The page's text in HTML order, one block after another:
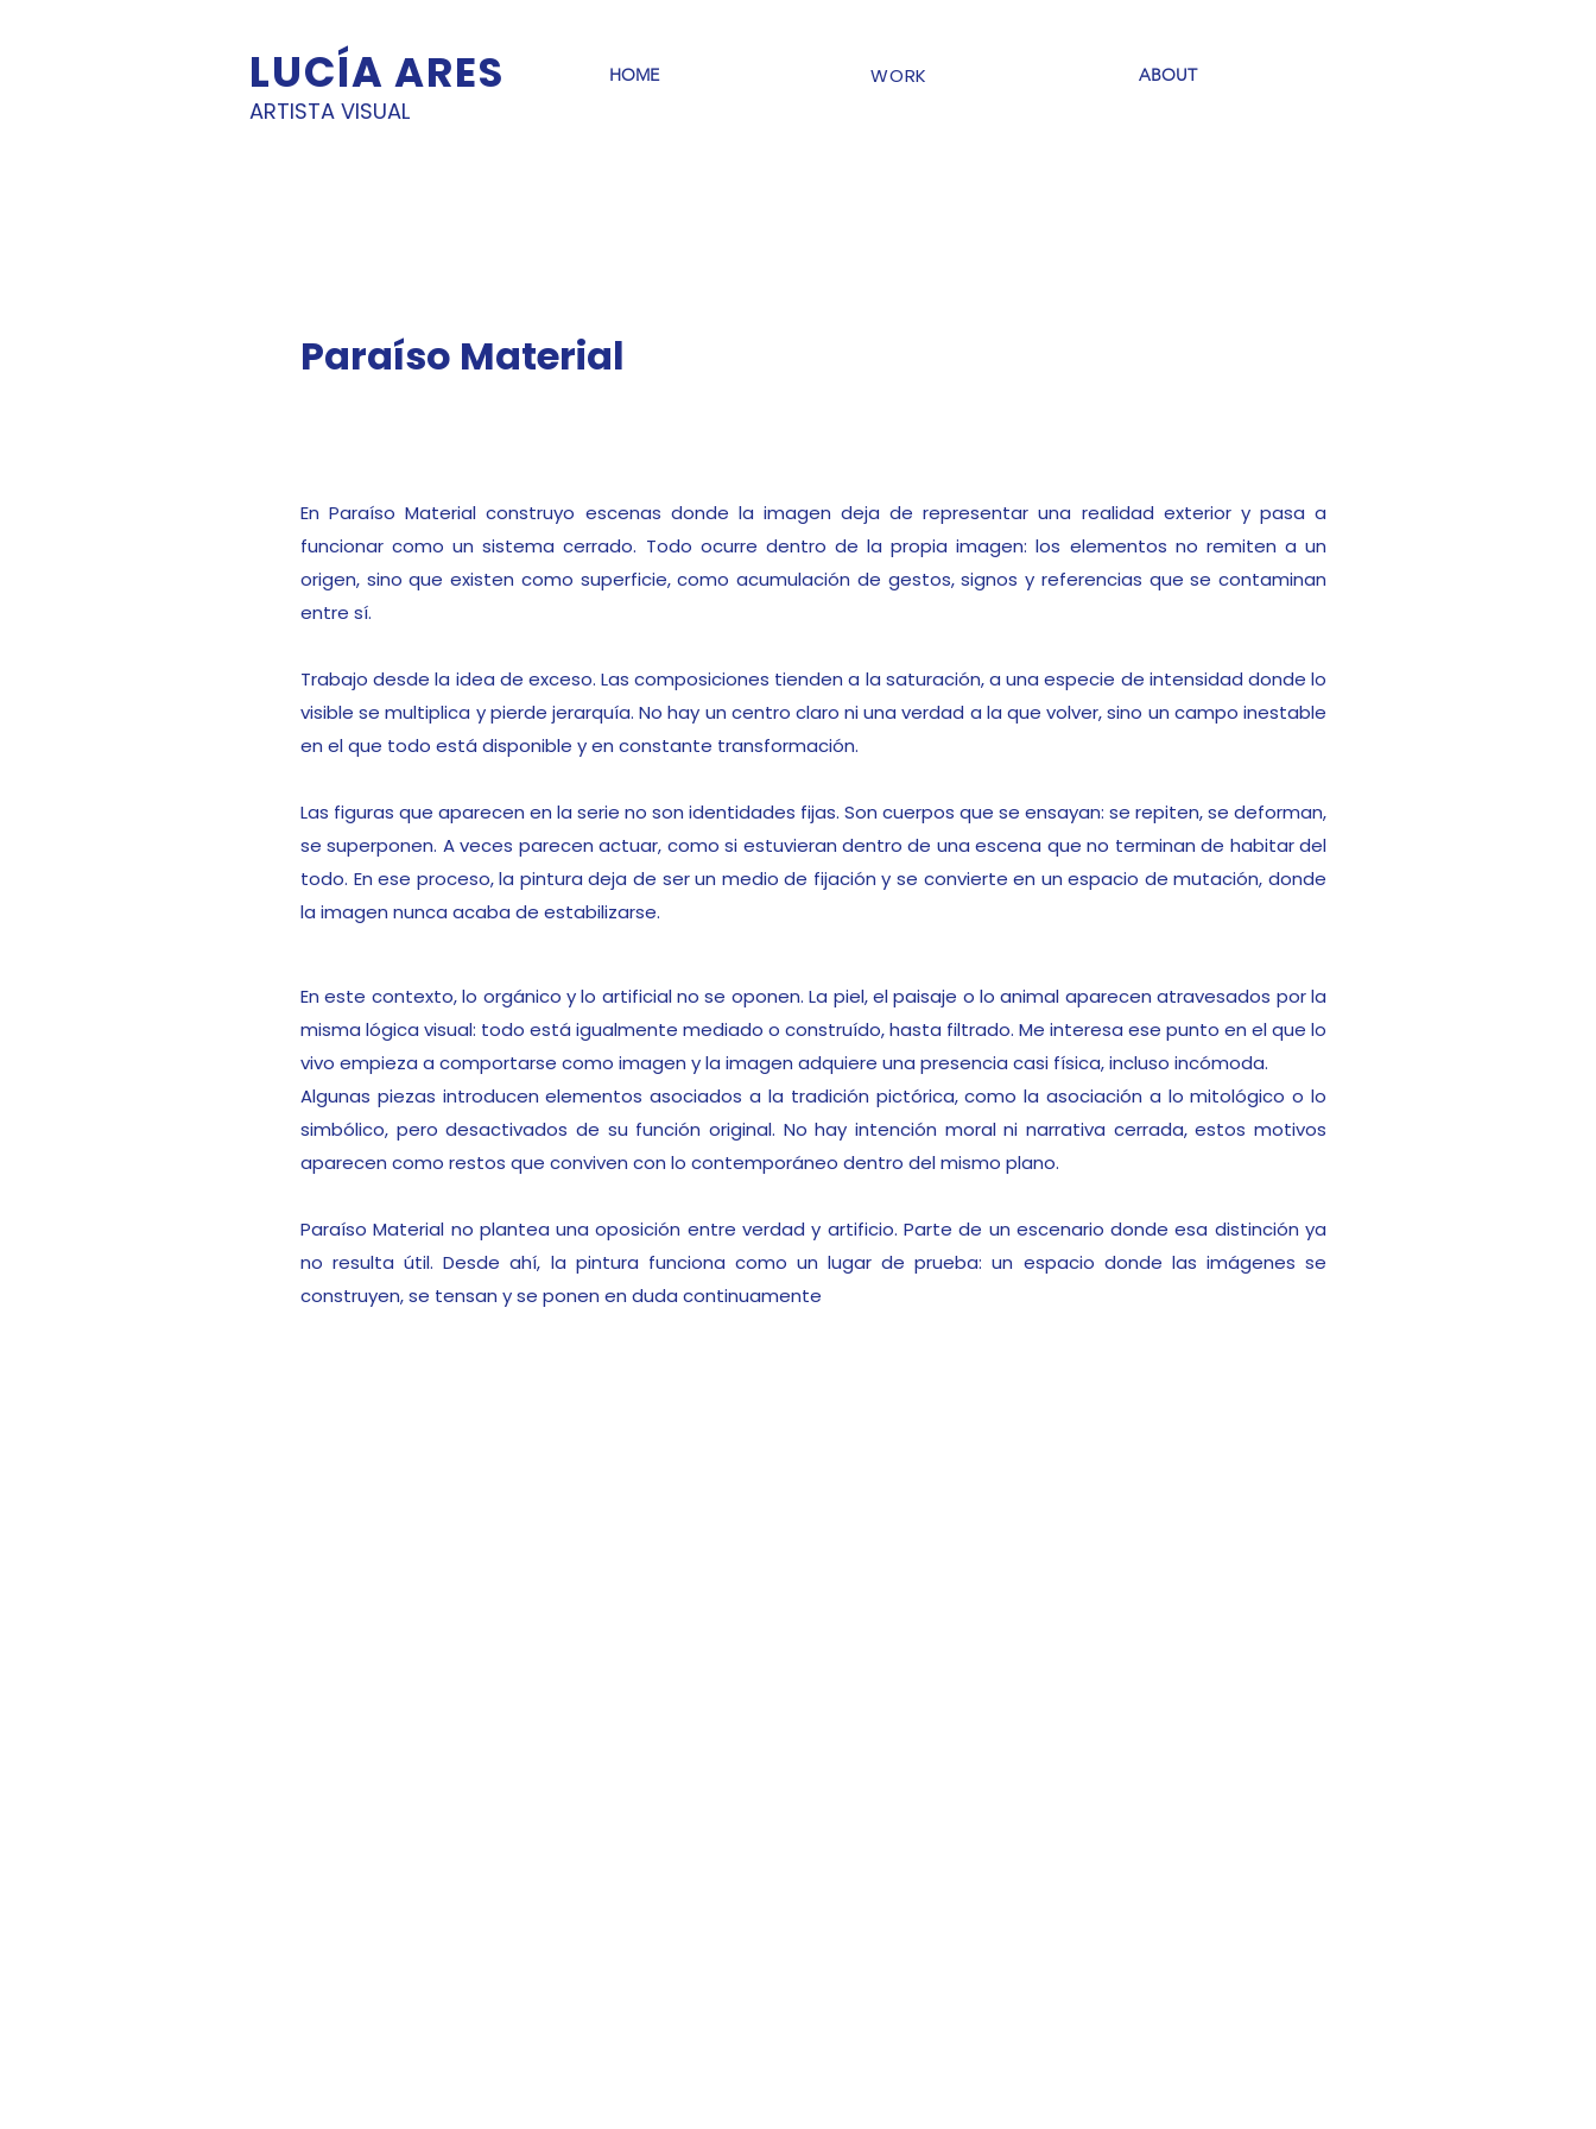
LUCÍA ARES HOME statement ABOUT
WORK
ARTISTA VISUAL
Paraíso Material
En Paraíso Material construyo escenas donde la imagen deja de representar una realidad exterior y pasa a
funcionar como un sistema cerrado. Todo ocurre dentro de la propia imagen: los elementos no remiten a un
origen, sino que existen como superficie, como acumulación de gestos, signos y referencias que se contaminan
entre sí.
Trabajo desde la idea de exceso. Las composiciones tienden a la saturación, a una especie de intensidad donde lo
visible se multiplica y pierde jerarquía. No hay un centro claro ni una verdad a la que volver, sino un campo inestable
en el que todo está disponible y en constante transformación.
Las figuras que aparecen en la serie no son identidades fijas. Son cuerpos que se ensayan: se repiten, se deforman,
se superponen. A veces parecen actuar, como si estuvieran dentro de una escena que no terminan de habitar del
todo. En ese proceso, la pintura deja de ser un medio de fijación y se convierte en un espacio de mutación, donde
la imagen nunca acaba de estabilizarse.
En este contexto, lo orgánico y lo artificial no se oponen. La piel, el paisaje o lo animal aparecen atravesados por la
misma lógica visual: todo está igualmente mediado o construído, hasta filtrado. Me interesa ese punto en el que lo
vivo empieza a comportarse como imagen y la imagen adquiere una presencia casi física, incluso incómoda.
Algunas piezas introducen elementos asociados a la tradición pictórica, como la asociación a lo mitológico o lo
simbólico, pero desactivados de su función original. No hay intención moral ni narrativa cerrada, estos motivos
aparecen como restos que conviven con lo contemporáneo dentro del mismo plano.
Paraíso Material no plantea una oposición entre verdad y artificio. Parte de un escenario donde esa distinción ya
no resulta útil. Desde ahí, la pintura funciona como un lugar de prueba: un espacio donde las imágenes se
construyen, se tensan y se ponen en duda continuamente